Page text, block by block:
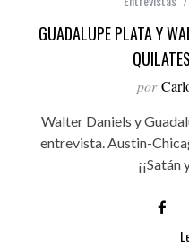
GUADALUPE PLATA Y
por
Walter Daniels y
entrevista. Austin-